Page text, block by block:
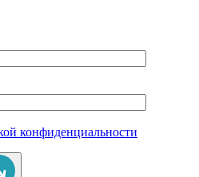
конфиденциальности